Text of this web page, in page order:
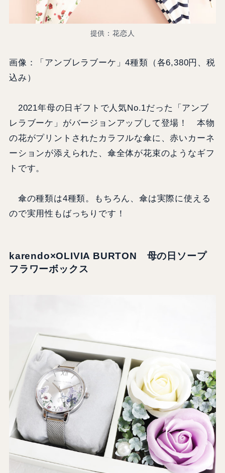
提供：花恋人
画像：「アンブレラブーケ」4種類（各6,380円、税
込み）
2021年母の日ギフトで人気No.1だった「アンブ
レラブーケ」がバージョンアップして登場！ 本物
の花がプリントされたカラフルな傘に、赤いカーネ
ーションが添えられた、傘全体が花束のようなギフ
トです。
傘の種類は4種類。もちろん、傘は実際に使える
ので実用性もばっちりです！
karendo×OLIVIA BURTON 母の日ソープ
フラワーボックス